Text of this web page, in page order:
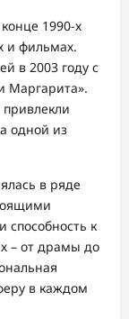
1990-х
и фильмах.
в 2003 году с
Маргарита».
одной из
в ряде
способность к
– от драмы до
в каждом